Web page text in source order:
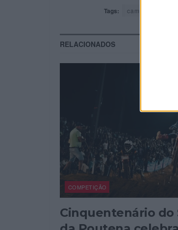
Tags: campeonato
RELACIONADOS
COMPETIÇÃO
Cinquentenário do